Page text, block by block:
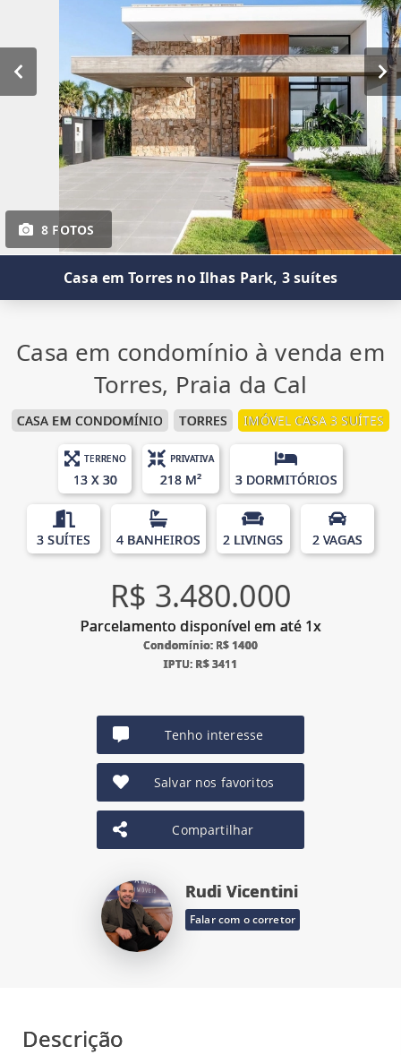
8 FOTOS
Casa em Torres no Ilhas Park, 3 suítes
Casa em condomínio à venda em
Torres, Praia da Cal
CASA EM CONDOMÍNIO TORRES IMÓVEL CASA 3 SUÍTES
TERRENO
13 X 30
PRIVATIVA
218 M² 3 DORMITÓRIOS
3 SUÍTES 4 BANHEIROS 2 LIVINGS 2 VAGAS
R$ 3.480.000
Parcelamento disponível em até 1x
Condomínio: R$ 1400
IPTU: R$ 3411
Tenho interesse
Salvar nos favoritos
Compartilhar
Rudi Vicentini
Falar com o corretor
Descrição